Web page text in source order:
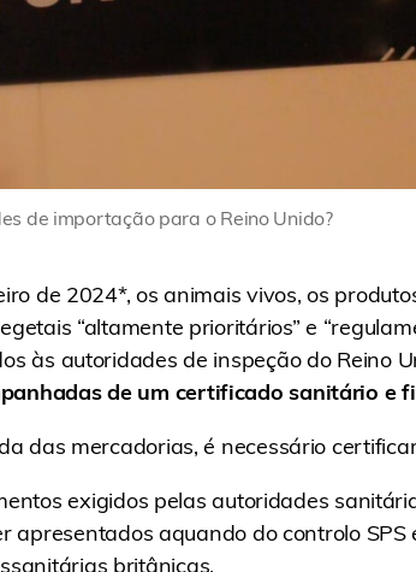
de importação para o Reino Unido?
de 2024*, os animais vivos, os
“altamente prioritários” e
às autoridades de inspeção do Reino
de um certificado sanitário e
das mercadorias, é necessário
exigidos pelas autoridades
apresentados aquando do controlo
britânicas.